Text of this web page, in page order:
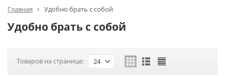
Главная Удобно брать с собой
Удобно брать с собой
Товаров на странице: 24